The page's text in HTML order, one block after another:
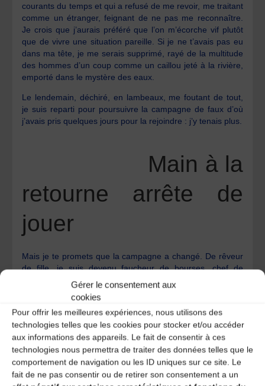
Gérer le consentement aux
cookies
Pour offrir les meilleures expériences, nous utilisons des
technologies telles que les cookies pour stocker et/ou accéder
aux informations des appareils. Le fait de consentir à ces
technologies nous permettra de traiter des données telles que le
comportement de navigation ou les ID uniques sur ce site. Le
fait de ne pas consentir ou de retirer son consentement a un
courants du temps et qui a refusé de me revoir, me traitant
comme un étranger, feignant de ne pas me reconnaître.
Je crois que j’aurais préféré que l’on m’écorche vif plutôt
que de vivre une situation pareille. Si je ne t’avais pas eu
dans ma tête, je me serais supprimé, rayé de la multitude
des hommes d’un coup comme un caillou jeté à la rivière,
emporté dans le mystère des eaux.
Le lendemain, déchiré, en lambeaux, me foutant de tout,
je suis reparti pour poursuivre la campagne de faux d’où
j’avais pris quelques jours pour la rejoindre : j’y tenais plus.
Main à la
retourne arrête de
jouer
Mais je te promets que la campagne a changé. De rêveur
de fille, je suis devenu faucheur de bourses, chef de
troupe et loueur de faucheurs pour tout le pays et j’ai
engrangé suffisamment d’argent pour m’acheter une
ferme et y couler des jours tranquilles.
MAIN A LA RETOURNE – Voilà une bonne nouvelle. On va
pouvoir reprendre nos discussions où tu pourras hurler à
la mort face aux aberrations du monde, avec à côté de toi
l’aveugle que je suis.
(Changement de ton)